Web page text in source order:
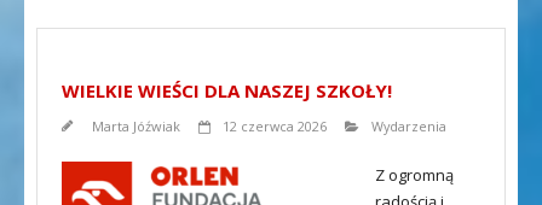
WIELKIE WIEŚCI DLA NASZEJ SZKOŁY!
Marta Jóźwiak 12 czerwca 2026 Wydarzenia
Z ogromną